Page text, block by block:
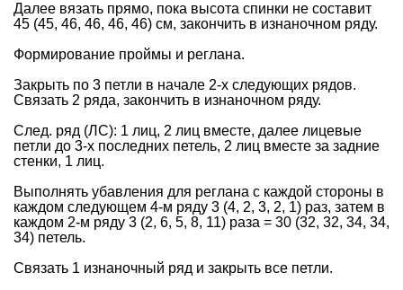
Далее вязать прямо, пока высота спинки не составит
45 (45, 46, 46, 46, 46) см, закончить в изнаночном ряду.
Формирование проймы и реглана.
Закрыть по 3 петли в начале 2-х следующих рядов.
Связать 2 ряда, закончить в изнаночном ряду.
След. ряд (ЛС): 1 лиц, 2 лиц вместе, далее лицевые
петли до 3-х последних петель, 2 лиц вместе за задние
стенки, 1 лиц.
Выполнять убавления для реглана с каждой стороны в
каждом следующем 4-м ряду 3 (4, 2, 3, 2, 1) раз, затем в
каждом 2-м ряду 3 (2, 6, 5, 8, 11) раза = 30 (32, 32, 34, 34,
34) петель.
Связать 1 изнаночный ряд и закрыть все петли.